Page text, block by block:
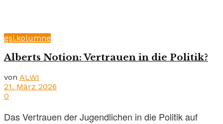
gsi.kolumne
Alberts Notion: Vertrauen in die Politik?
von ALWI
21. März 2026
0
Das Vertrauen der Jugendlichen in die Politik auf